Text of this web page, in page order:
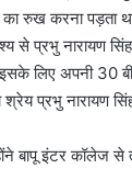
रुख करना पड़ता
से प्रभु नारायण
लिए अपनी 30
श्रेय प्रभु नारायण
बापू इंटर कॉलेज से